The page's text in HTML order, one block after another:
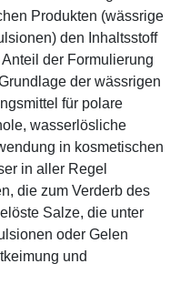
Produkten (wässrige
den Inhaltsstoff
der Formulierung
der wässrigen
für polare
wasserlösliche
in kosmetischen
in aller Regel
die zum Verderb des
Salze, die unter
oder Gelen
und